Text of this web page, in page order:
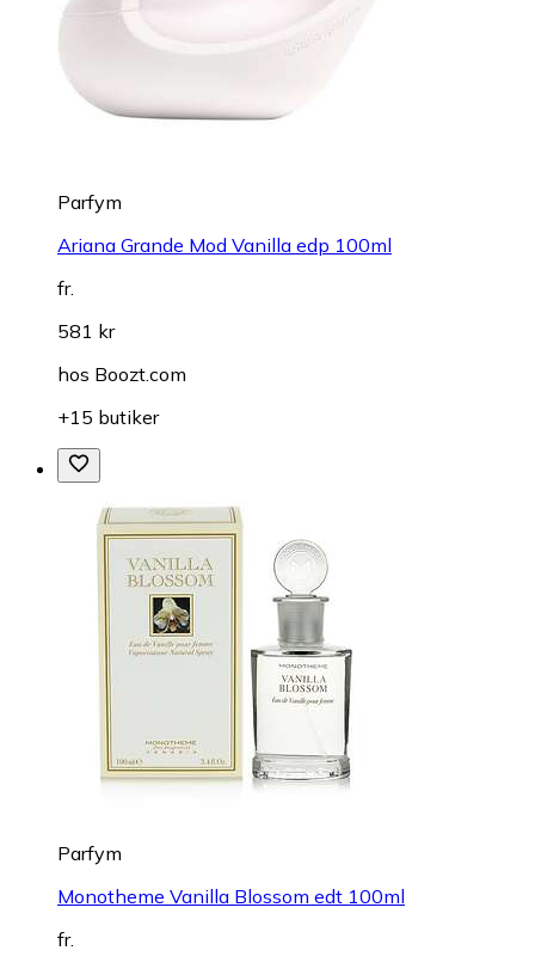
Parfym
Ariana Grande Mod Vanilla edp 100ml
fr.
581 kr
hos Boozt.com
+15 butiker
Parfym
Monotheme Vanilla Blossom edt 100ml
fr.